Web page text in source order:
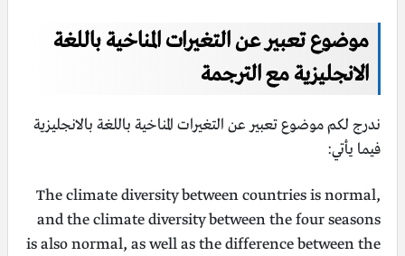
موضوع تعبير عن التغيرات المناخية باللغة
الانجليزية مع الترجمة
ندرج لكم موضوع تعبير عن التغيرات المناخية باللغة بالانجليزية
فيما يأتي:
The climate diversity between countries is normal,
and the climate diversity between the four seasons
is also normal, as well as the difference between the